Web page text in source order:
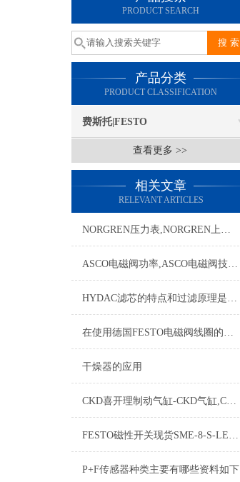
PRODUCT SEARCH
产品分类
PRODUCT CLASSIFICATION
费斯托|FESTO
查看更多 >>
相关文章
RELEVANT ARTICLES
NORGREN压力表,NORGREN上海，norgren单荣兵
ASCO电磁阀功率,ASCO电磁阀技术资料，ASCO电磁阀
HYDAC滤芯的特点和过滤原理是什么？
在使用德国FESTO电磁阀线圈的时候要注意避免损坏？
干燥器的应用
CKD喜开理制动气缸-CKD气缸,CKD气缸资料，CKD无杆气缸
FESTO磁性开关现货SME-8-S-LED-24，费斯托磁性开关现货，FESTO
P+F传感器种类主要有哪些资料如下